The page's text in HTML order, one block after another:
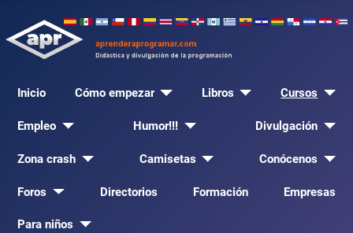
Inicio Cómo empezar Libros Cursos
Empleo Humor!!! Divulgación
Zona crash Camisetas Conócenos
Foros Directorios Formación Empresas
Para niños